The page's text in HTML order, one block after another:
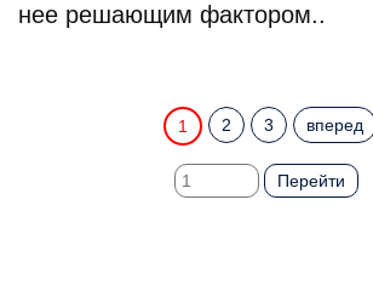
нее решающим фактором..
1 2 3 вперед
Перейти